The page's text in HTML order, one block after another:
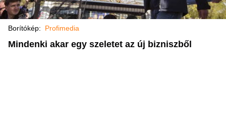
Borítókép: Profimedia
Mindenki akar egy szeletet az új bizniszből